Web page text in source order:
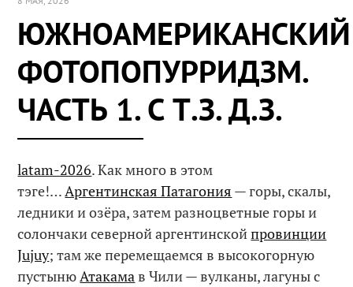
ЮЖНОАМЕРИКАНСКИЙ
ФОТОПОПУРРИДЗМ.
ЧАСТЬ 1. С Т.З. Д.З.
latam-2026. Как много в этом
тэге!…Аргентинская Патагония — горы, скалы,
ледники и озёра, затем разноцветные горы и
солончаки северной аргентинскойпровинции
Jujuy; там же перемещаемся в высокогорную
пустынюАтакамав Чили — вулканы, лагуны с